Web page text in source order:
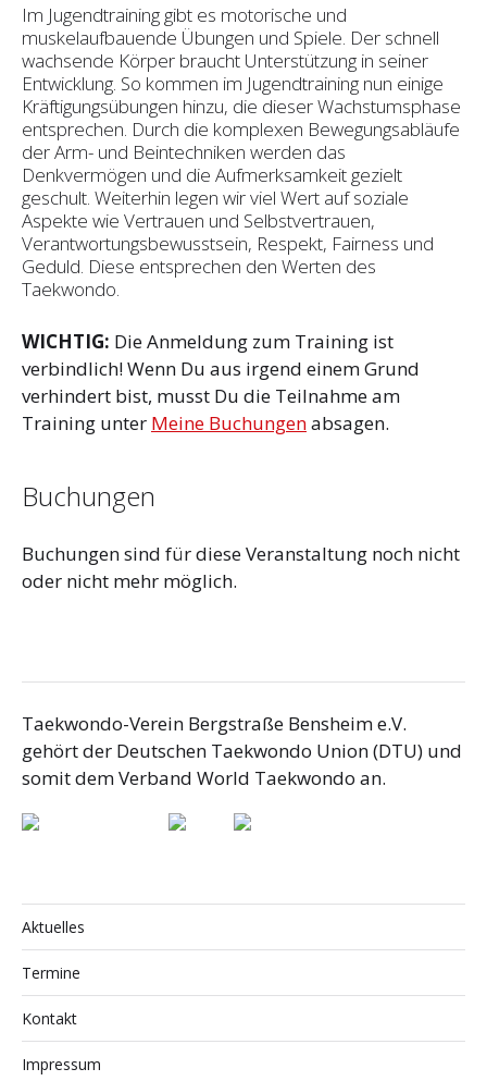
Im Jugendtraining gibt es motorische und
muskelaufbauende Übungen und Spiele. Der schnell
wachsende Körper braucht Unterstützung in seiner
Entwicklung. So kommen im Jugendtraining nun einige
Kräftigungsübungen hinzu, die dieser Wachstumsphase
entsprechen. Durch die komplexen Bewegungsabläufe
der Arm- und Beintechniken werden das
Denkvermögen und die Aufmerksamkeit gezielt
geschult. Weiterhin legen wir viel Wert auf soziale
Aspekte wie Vertrauen und Selbst­vertrauen,
Verantwortungsbewusstsein, Respekt, Fairness und
Geduld. Diese entsprechen den Werten des
Taekwondo.
WICHTIG: Die Anmeldung zum Training ist
verbindlich! Wenn Du aus irgend einem Grund
verhindert bist, musst Du die Teilnahme am
Training unter Meine Buchungenabsagen.
Buchungen
Buchungen sind für diese Veranstaltung noch nicht
oder nicht mehr möglich.
Taekwondo-Verein Bergstraße Bensheim e.V.
gehört der Deutschen Taekwondo Union (DTU) und
somit dem Verband World Taekwondo an.
Aktuelles
Termine
Kontakt
Impressum